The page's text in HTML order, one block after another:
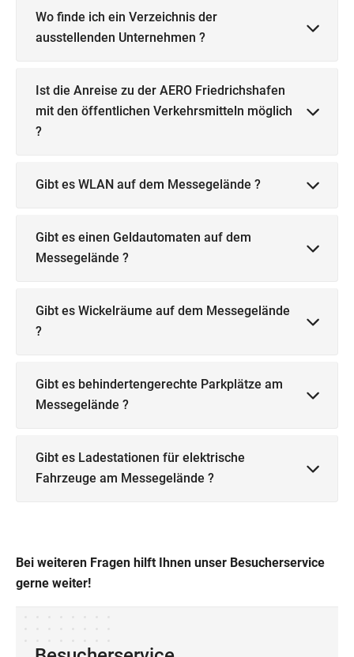
Wo finde ich ein Verzeichnis der
ausstellenden Unternehmen ?
Ist die Anreise zu der AERO Friedrichshafen
mit den öffentlichen Verkehrsmitteln möglich
?
Gibt es WLAN auf dem Messegelände ?
Gibt es einen Geldautomaten auf dem
Messegelände ?
Gibt es Wickelräume auf dem Messegelände
?
Gibt es behindertengerechte Parkplätze am
Messegelände ?
Gibt es Ladestationen für elektrische
Fahrzeuge am Messegelände ?
Bei weiteren Fragen hilft Ihnen unser Besucherservice
gerne weiter!